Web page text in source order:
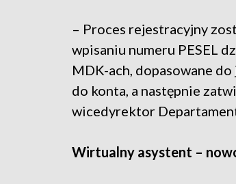
– Proces rejestracyjny
wpisaniu numeru PESEL
MDK-ach, dopasowane
do konta, a następnie
wicedyrektor
Wirtualny asystent –